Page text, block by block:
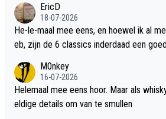
EricD
18-07-2026
He-le-maal mee eens, en hoewel ik al
eb, zijn de 6 classics inderdaad een
M0nkey
16-07-2026
Helemaal mee eens hoor. Maar als
eldige details om van te smullen